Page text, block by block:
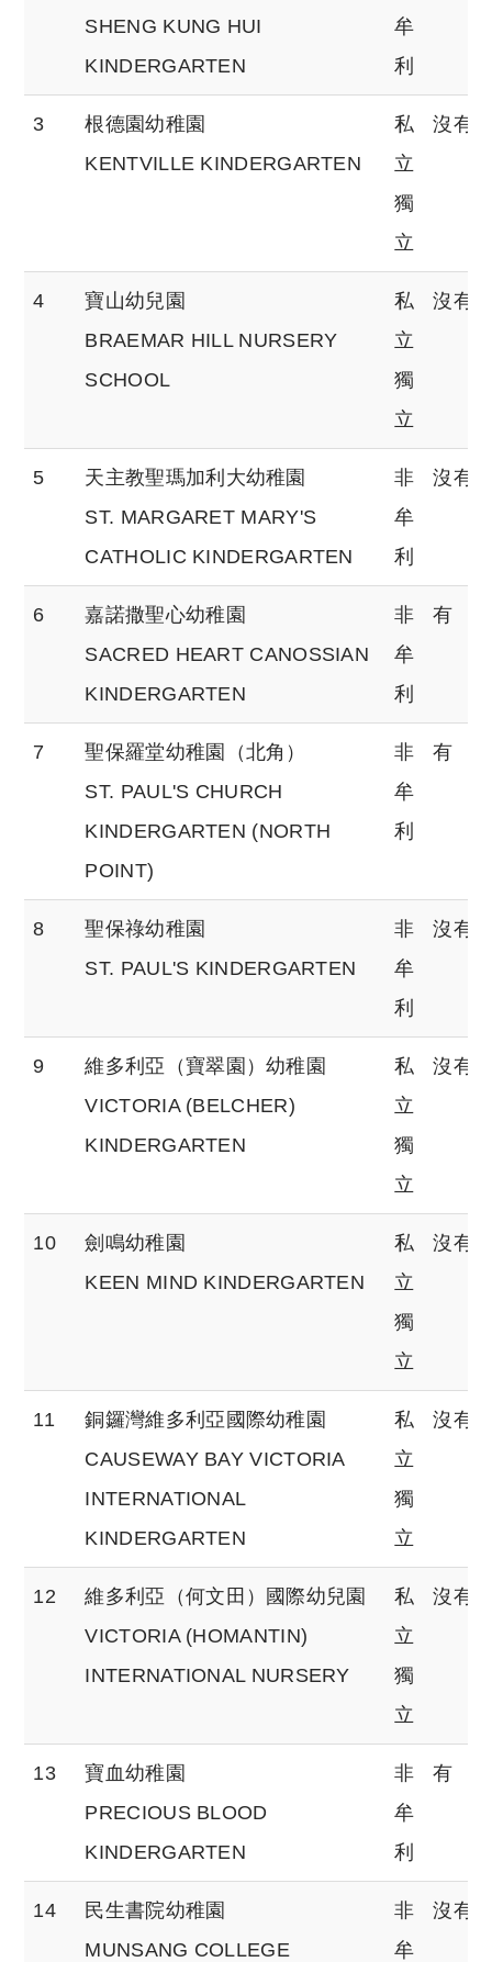
SHENG KUNG HUI
KINDERGARTEN
牟
利
3
根德園幼稚園
KENTVILLE KINDERGARTEN
私
立
獨
立
沒有
4
寶山幼兒園
BRAEMAR HILL NURSERY
SCHOOL
私
立
獨
立
沒有
5
天主教聖瑪加利大幼稚園
ST. MARGARET MARY'S
CATHOLIC KINDERGARTEN
非
牟
利
沒有
6
嘉諾撒聖心幼稚園
SACRED HEART CANOSSIAN
KINDERGARTEN
非
牟
利
有
7
聖保羅堂幼稚園（北角）
ST. PAUL'S CHURCH
KINDERGARTEN (NORTH
POINT)
非
牟
利
有
8
聖保祿幼稚園
ST. PAUL'S KINDERGARTEN
非
牟
利
沒有
9
維多利亞（寶翠園）幼稚園
VICTORIA (BELCHER)
KINDERGARTEN
私
立
獨
立
沒有
10
劍鳴幼稚園
KEEN MIND KINDERGARTEN
私
立
獨
立
沒有
11
銅鑼灣維多利亞國際幼稚園
CAUSEWAY BAY VICTORIA
INTERNATIONAL
KINDERGARTEN
私
立
獨
立
沒有
12
維多利亞（何文田）國際幼兒園
VICTORIA (HOMANTIN)
INTERNATIONAL NURSERY
私
立
獨
立
沒有
13
寶血幼稚園
PRECIOUS BLOOD
KINDERGARTEN
非
牟
利
有
14
民生書院幼稚園
MUNSANG COLLEGE
非
牟
沒有